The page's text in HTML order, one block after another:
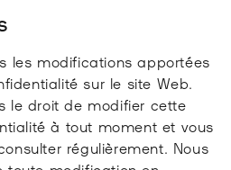
les modifications apportées
sur le site Web.
le droit de modifier cette
à tout moment et vous
régulièrement. Nous